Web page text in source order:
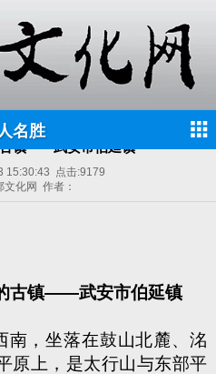
名胜
镇——武安市伯延镇
15:30:43 点击:9179
文化网 作者：
古镇——武安市伯延镇
南，坐落在鼓山北麓、洺
原上，是太行山与东部平